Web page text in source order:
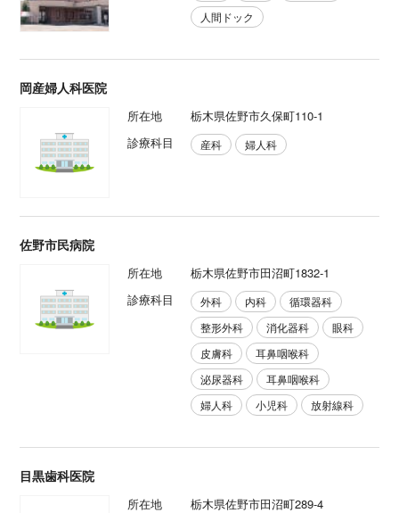
人間ドック
岡産婦人科医院
所在地
栃木県佐野市久保町110-1
診療科目
産科 婦人科
佐野市民病院
所在地
栃木県佐野市田沼町1832-1
診療科目
外科 内科
循環器科
整形外科
消化器科
眼科
皮膚科
耳鼻咽喉科
泌尿器科
耳鼻咽喉科
婦人科
小児科 放射線科
目黒歯科医院
所在地
栃木県佐野市田沼町289-4